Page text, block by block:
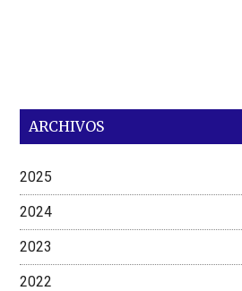
ARCHIVOS
2025
2024
2023
2022